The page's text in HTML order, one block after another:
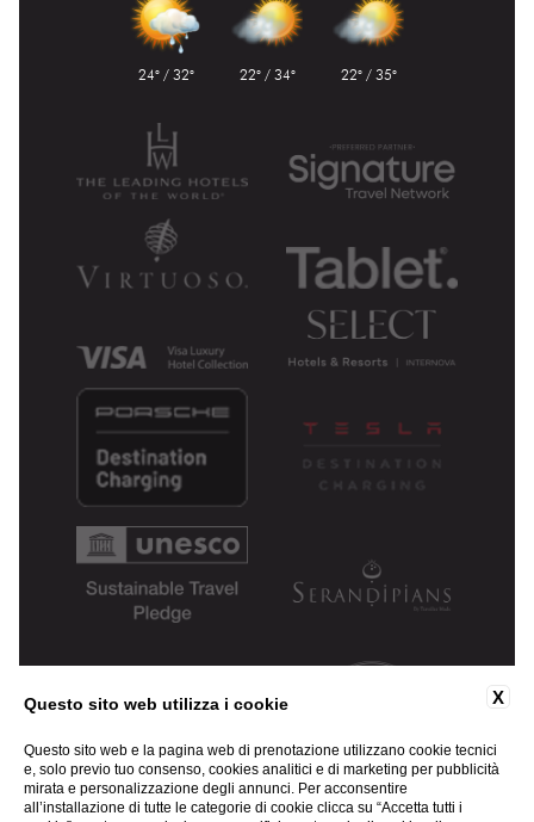
24° / 32° 22° / 34° 22° / 35°
X
Questo sito web utilizza i cookie
Questo sito web e la pagina web di prenotazione utilizzano cookie tecnici
e, solo previo tuo consenso, cookies analitici e di marketing per pubblicità
mirata e personalizzazione degli annunci. Per acconsentire
all’installazione di tutte le categorie di cookie clicca su “Accetta tutti i